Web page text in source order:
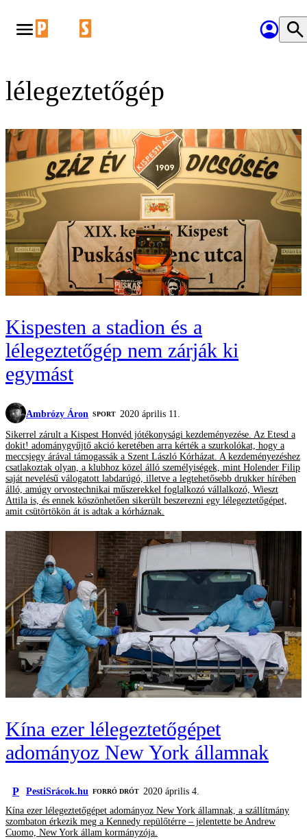
lélegeztetőgép
Kispesten a stadion és a
lélegeztetőgép nem zárják ki
egymást
Ambrózy Áron SPORT 2020 április 11.
Sikerrel zárult a Kispest Honvéd jótékonysági kezdeményezése. Az Etesd a
dokit! adománygyűjtő akció keretében arra kérték a szurkolókat, hogy a
meccsjegy árával támogassák a Szent László Kórházat. A kezdeményezéshez
csatlakoztak olyan, a klubhoz közel álló személyiségek, mint Holender Filip
saját nevelésű válogatott labdarúgó, illetve a legtehetősebb drukker hírében
álló, amúgy orvostechnikai műszerekkel foglalkozó vállalkozó, Wieszt
Attila is, és ennek köszönhetően sikerült beszerezni egy lélegeztetőgépet,
amit csütörtökön át is adtak a kórháznak.
Kína ezer lélegeztetőgépet
adományoz New York államnak
P PestiSrácok.hu FORRÓ DRÓT 2020 április 4.
Kína ezer lélegeztetőgépet adományoz New York államnak, a szállítmány
szombaton érkezik meg a Kennedy repülőtérre – jelentette be Andrew
Cuomo, New York állam kormányzója.